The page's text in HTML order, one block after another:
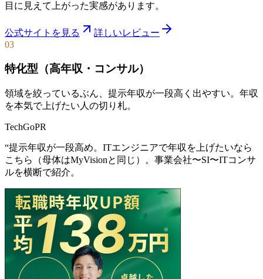
目に見えて上がった実感があります。
公式サイトを見る
詳しいレビュー
03
特化型（高年収・コンサル）
領域を絞っているぶん、提示年収が一段高く出やすい。年収
を本気で上げたい人の切り札。
TechGoPR
“提示年収が一段高め。ITエンジニアで年収を上げたいなら
こちら（母体はMyVisionと同じ）。事業会社〜SI〜ITコンサ
ルを横断で紹介。